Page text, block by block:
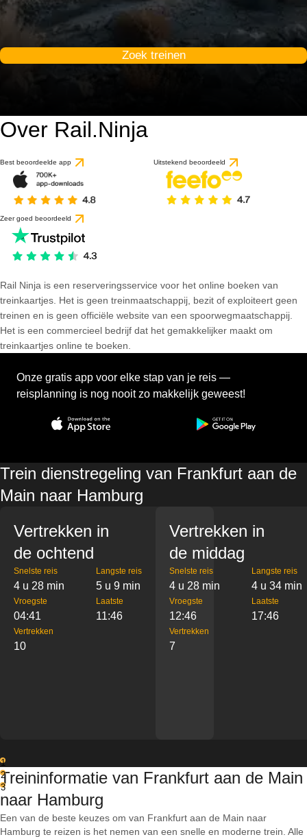
Zoek treinen
Over Rail.Ninja
Best beoordeelde app Uitstekend beoordeeld
Zeer goed beoordeeld
Rail Ninja is een reserveringsservice voor het online boeken van
treinkaartjes. Het is geen treinmaatschappij, bezit of exploiteert geen
treinen en is geen officiële website van een spoorwegmaatschappij.
Het is een commercieel bedrijf dat het gemakkelijker maakt om
treinkaartjes online te boeken.
Onze gratis app voor elke stap van je reis —
reisplanning is nog nooit zo makkelijk geweest!
Trein dienstregeling van Frankfurt aan de
Main naar Hamburg
Vertrekken in
de ochtend
Snelste reis
4 u 28 min
Langste reis
5 u 9 min
Vroegste
04:41
Laatste
11:46
Vertrekken
10
Vertrekken in
de middag
Snelste reis
4 u 28 min
Langste reis
4 u 34 min
Vroegste
12:46
Laatste
17:46
Vertrekken
7
1
2
3
Treininformatie van Frankfurt aan de Main
naar Hamburg
Een van de beste keuzes om van Frankfurt aan de Main naar
Hamburg te reizen is het nemen van een snelle en moderne trein. Alle
gebaseerd op 1